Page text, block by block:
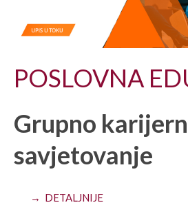
POSLOVNA
Grupno
savjetovanje
→ DETALJNIJE